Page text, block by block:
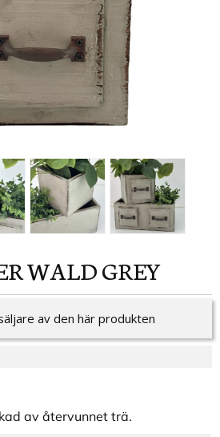
WALD GREY
av den här produkten
av återvunnet trä.